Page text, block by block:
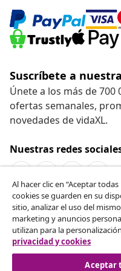
Suscríbete a
Únete a los más de
ofertas semanales,
novedades de vidaXL.
Nuestras redes
Desistir del contrato
Solicita la cancelación
Al hacer clic en “Aceptar
cookies se guarden en su
sitio, analizar el uso del
marketing y anuncios
utilizan para la
privacidad y cookies
Aceptar